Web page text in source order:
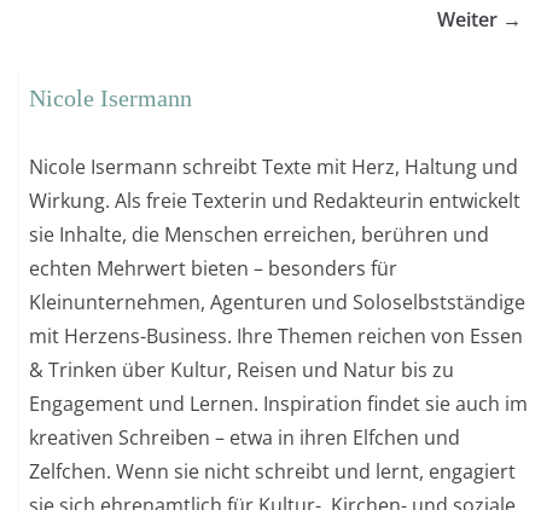
Weiter →
Nicole Isermann
Nicole Isermann schreibt Texte mit Herz, Haltung und
Wirkung. Als freie Texterin und Redakteurin entwickelt
sie Inhalte, die Menschen erreichen, berühren und
echten Mehrwert bieten – besonders für
Kleinunternehmen, Agenturen und Soloselbstständige
mit Herzens-Business. Ihre Themen reichen von Essen
& Trinken über Kultur, Reisen und Natur bis zu
Engagement und Lernen. Inspiration findet sie auch im
kreativen Schreiben – etwa in ihren Elfchen und
Zelfchen. Wenn sie nicht schreibt und lernt, engagiert